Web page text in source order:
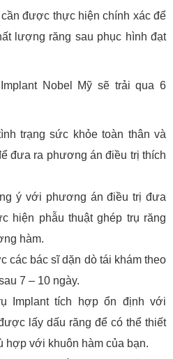
được thực hiện chính xác để
lượng răng sau phục hình đạt
Nobel Mỹ sẽ trải qua 6
trạng sức khỏe toàn thân và
đưa ra phương án điều trị thích
ý với phương án điều trị đưa
hiện phẫu thuật ghép trụ răng
hàm.
các bác sĩ dặn dò tái khám theo
7 – 10 ngày.
Implant tích hợp ổn định với
lấy dấu răng để có thể thiết
hợp với khuôn hàm của bạn.